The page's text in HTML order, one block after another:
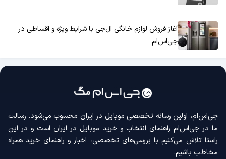
آغاز فروش لوازم خانگی ال‌جی با شرایط ویژه و اقساطی در
جی‌اس‌ام
جی‌اس‌ام، اولین رسانه‌ تخصصی موبایل در ایران محسوب می‌شود. رسالت
ما در جی‌اس‌ام راهنمای انتخاب و خرید موبایل در ایران است و در این
راستا تلاش می‌کنیم با بررسی‌های تخصصی، اخبار و راهنمای خرید همراه
مخاطب باشیم.